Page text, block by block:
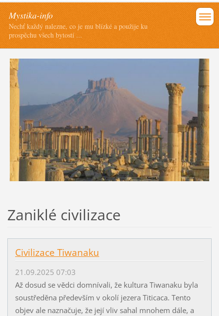
Mystika-info
Nechť každý nalezne, co je mu blízké a použije ku
prospěchu všech bytostí ...
Zaniklé civilizace
Civilizace Tiwanaku
21.09.2025 07:03
Až dosud se vědci domnívali, že kultura Tiwanaku byla
soustředěna především v okolí jezera Titicaca. Tento
objev ale naznačuje, že její vliv sahal mnohem dále, a